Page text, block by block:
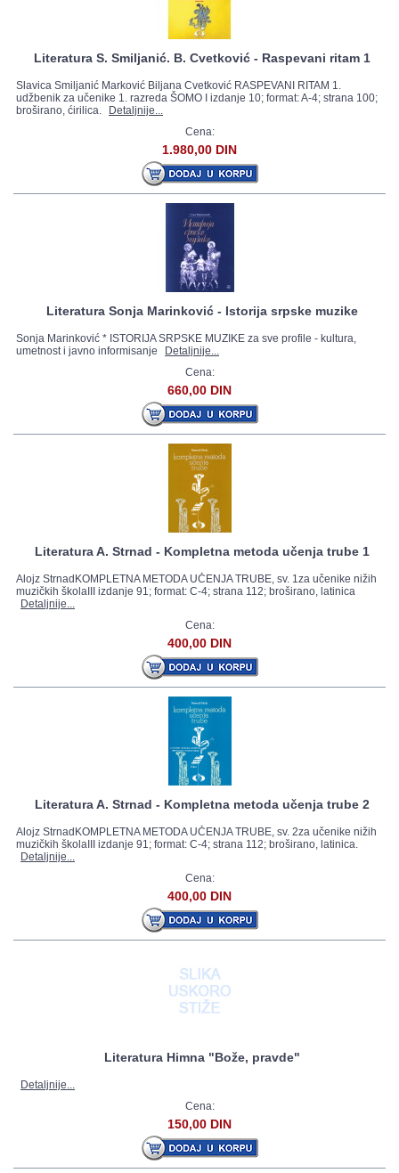
Literatura S. Smiljanić. B. Cvetković - Raspevani ritam 1
Slavica Smiljanić Marković Biljana Cvetković RASPEVANI RITAM 1.
udžbenik za učenike 1. razreda ŠOMO I izdanje 10; format: A-4; strana 100;
broširano, ćirilica.
Detaljnije...
Cena:
1.980,00 DIN
Literatura Sonja Marinković - Istorija srpske muzike
Sonja Marinković * ISTORIJA SRPSKE MUZIKE za sve profile - kultura,
umetnost i javno informisanje
Detaljnije...
Cena:
660,00 DIN
Literatura A. Strnad - Kompletna metoda učenja trube 1
Alojz StrnadKOMPLETNA METODA UČENJA TRUBE, sv. 1za učenike nižih
muzičkih školaIII izdanje 91; format: C-4; strana 112; broširano, latinica
Detaljnije...
Cena:
400,00 DIN
Literatura A. Strnad - Kompletna metoda učenja trube 2
Alojz StrnadKOMPLETNA METODA UČENJA TRUBE, sv. 2za učenike nižih
muzičkih školaIII izdanje 91; format: C-4; strana 112; broširano, latinica.
Detaljnije...
Cena:
400,00 DIN
Literatura Himna "Bože, pravde"
Detaljnije...
Cena:
150,00 DIN